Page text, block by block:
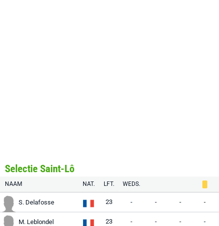
Selectie Saint-Lô
NAAM NAT. LFT. WEDS.
S. Delafosse 23 - - - -
M. Leblondel 23 - - - -